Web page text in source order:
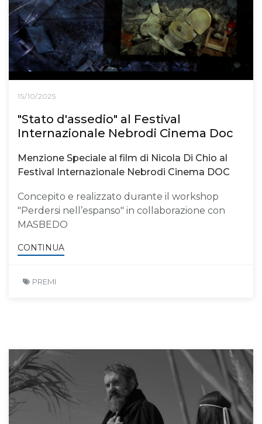
15/10/2025
"Stato d'assedio" al Festival
Internazionale Nebrodi Cinema Doc
Menzione Speciale al film di Nicola Di Chio al
Festival Internazionale Nebrodi Cinema DOC
Concepito e realizzato durante il workshop
"Perdersi nell’espanso" in collaborazione con
MASBEDO
CONTINUA
PREMI